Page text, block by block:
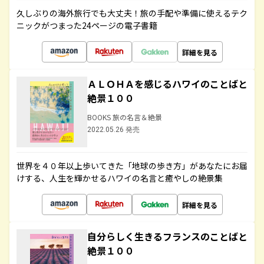
久しぶりの海外旅行でも大丈夫！旅の手配や準備に使えるテク
ニックがつまった24ページの電子書籍
詳細を見る
ＡＬＯＨＡを感じるハワイのことばと
絶景１００
BOOKS 旅の名言＆絶景
2022.05.26 発売
世界を４０年以上歩いてきた「地球の歩き方」があなたにお届
けする、人生を輝かせるハワイの名言と癒やしの絶景集
詳細を見る
自分らしく生きるフランスのことばと
絶景１００